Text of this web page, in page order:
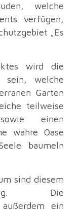
welche
verfügen,
„Es
wird die
sein, welche
Garten
teilweise
einen
wahre Oase
baumeln
sind diesem
Die
ein